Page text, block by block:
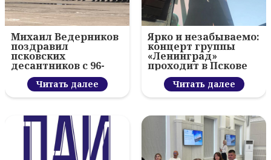
Михаил Ведерников
поздравил
псковских
десантников с 96-
летием ВДВ и
вручил награды
Читать далее
Ярко и незабываемо:
концерт группы
«Ленинград»
проходит в Пскове
Читать далее